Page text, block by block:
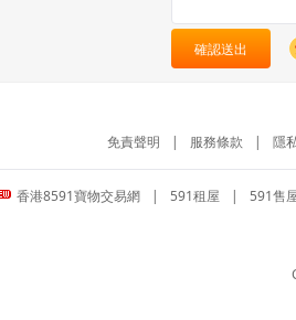
確認送出
免責聲明 | 服務條款 | 隱
香港8591寶物交易網 | 591租屋 | 591售